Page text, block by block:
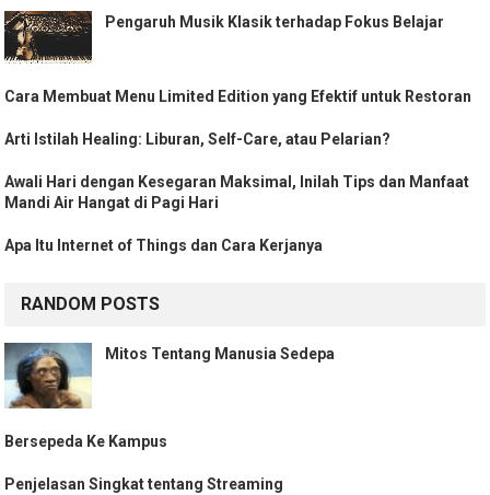
Pengaruh Musik Klasik terhadap Fokus Belajar
Cara Membuat Menu Limited Edition yang Efektif untuk Restoran
Arti Istilah Healing: Liburan, Self-Care, atau Pelarian?
Awali Hari dengan Kesegaran Maksimal, Inilah Tips dan Manfaat
Mandi Air Hangat di Pagi Hari
Apa Itu Internet of Things dan Cara Kerjanya
RANDOM POSTS
Mitos Tentang Manusia Sedepa
Bersepeda Ke Kampus
Penjelasan Singkat tentang Streaming